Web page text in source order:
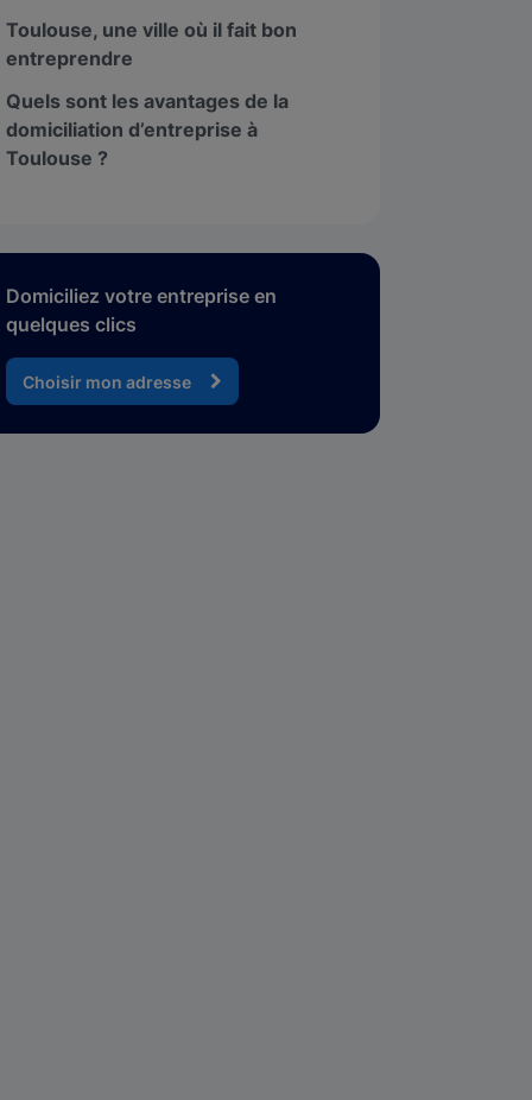
Toulouse, une ville où il fait bon
entreprendre
Quels sont les avantages de la
domiciliation d’entreprise à
Toulouse ?
Domiciliez votre entreprise en
quelques clics
Choisir mon adresse